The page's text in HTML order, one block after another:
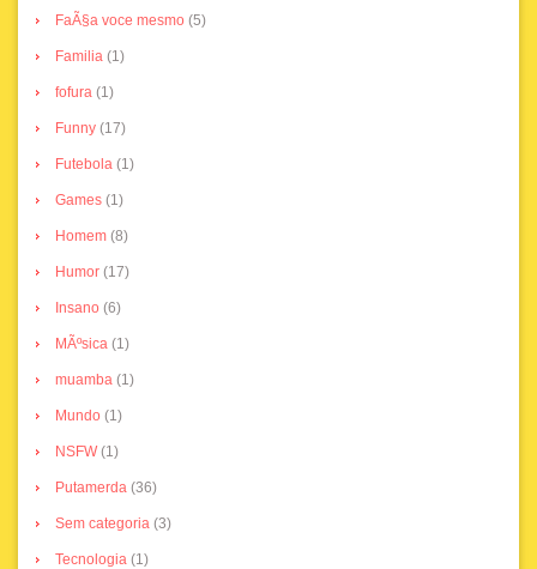
FaÃ§a voce mesmo (5)
Familia (1)
fofura (1)
Funny (17)
Futebola (1)
Games (1)
Homem (8)
Humor (17)
Insano (6)
MÃºsica (1)
muamba (1)
Mundo (1)
NSFW(1)
Putamerda (36)
Sem categoria (3)
Tecnologia (1)